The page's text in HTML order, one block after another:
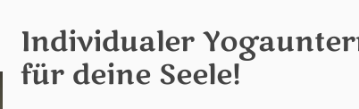
Individualer
für deine Seele!